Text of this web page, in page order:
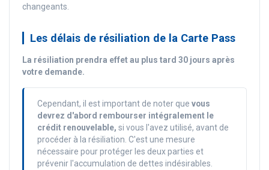
changeants.
Les délais de résiliation de la Carte Pass
La résiliation prendra effet au plus tard 30 jours après
votre demande.
Cependant, il est important de noter que vous
devrez d'abord rembourser intégralement le
crédit renouvelable, si vous l'avez utilisé, avant de
procéder à la résiliation. C'est une mesure
nécessaire pour protéger les deux parties et
prévenir l'accumulation de dettes indésirables.